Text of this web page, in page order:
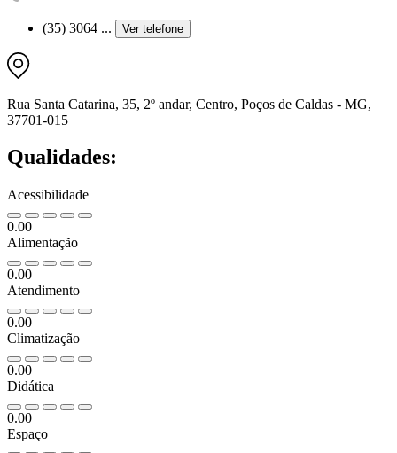
(35) 3064 ... Ver telefone
Rua Santa Catarina, 35, 2º andar, Centro, Poços de Caldas - MG,
37701-015
Qualidades:
Acessibilidade
0.00
Alimentação
0.00
Atendimento
0.00
Climatização
0.00
Didática
0.00
Espaço